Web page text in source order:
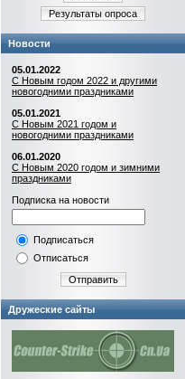
Результаты опроса
Новости
05.01.2022
С Новым годом 2022 и другими
новогодними праздниками
05.01.2021
С Новым 2021 годом и
новогодними праздниками
06.01.2020
С Новым 2020 годом и зимними
праздниками
Подписка на новости
Подписаться
Отписаться
Отправить
Дружеские сайты